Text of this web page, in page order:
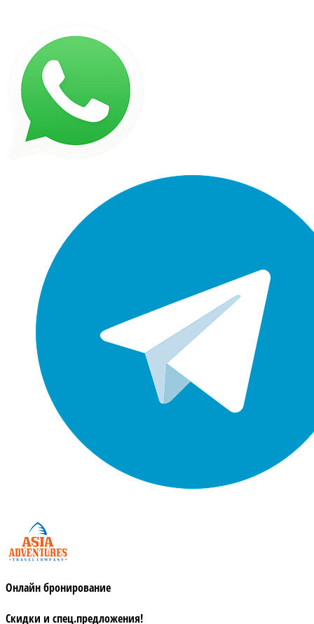
Онлайн бронирование
Скидки и спец.предложения!